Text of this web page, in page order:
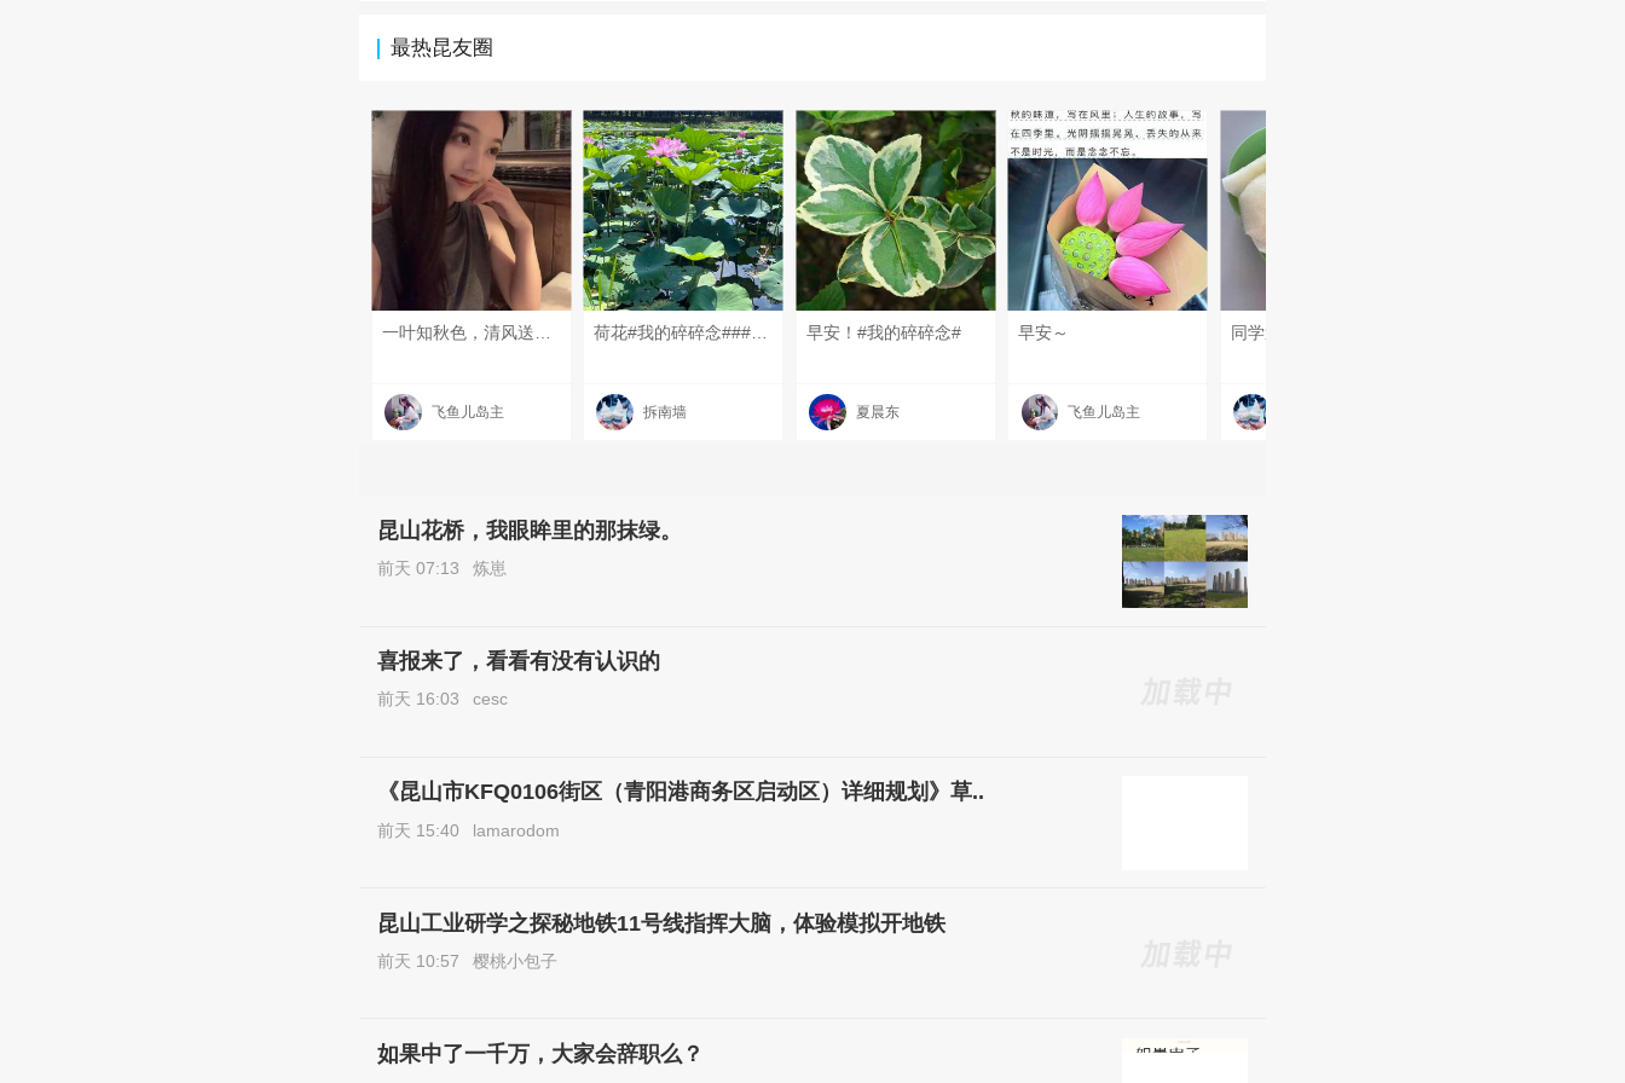
最热昆友圈
飞鱼儿岛主 拆南墙
早安！#我的碎碎念#
夏晨东
早安～
飞鱼儿岛主
昆山花桥，我眼眸里的那抹绿。
前天 07:13 炼崽
喜报来了，看看有没有认识的
前天 16:03 cesc
《昆山市KFQ0106街区（青阳港商务区启动区）详细规划》草..
前天 15:40 lamarodom
昆山工业研学之探秘地铁11号线指挥大脑，体验模拟开地铁
前天 10:57 樱桃小包子
如果中了一千万，大家会辞职么？